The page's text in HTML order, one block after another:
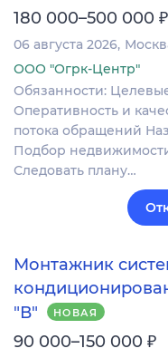
180 000–500 000 ₽
06 августа 2026
ООО "Огрк-Центр"
Обязанности:
Оперативность и
потока обращений
Подбор
Следовать плану…
Монтажник
"В"
НОВАЯ
90 000–150 000 ₽